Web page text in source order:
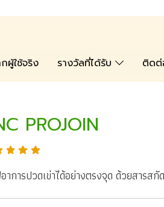
ผู้ใช้จริง รางวัลที่ได้รับ ติดต่
PROJOIN
การปวดเข่าได้อย่างตรงจุด ด้วยสารส